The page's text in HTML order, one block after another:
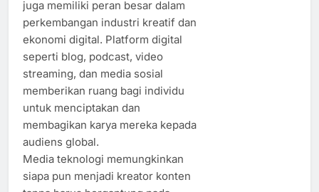
juga memiliki peran besar dalam
perkembangan industri kreatif dan
ekonomi digital. Platform digital
seperti blog, podcast, video
streaming, dan media sosial
memberikan ruang bagi individu
untuk menciptakan dan
membagikan karya mereka kepada
audiens global.
Media teknologi memungkinkan
siapa pun menjadi kreator konten